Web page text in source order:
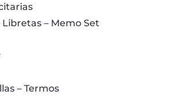
– Memo Set
– Termos